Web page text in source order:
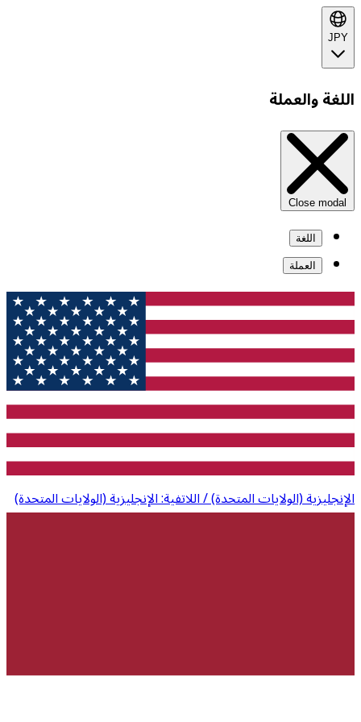
JPY
اللغة والعملة
Close modal
اللغة
العملة
الإنجليزية (الولايات المتحدة) / اللاتفية: الإنجليزية (الولايات المتحدة)